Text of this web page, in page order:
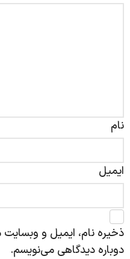
نام
ایمیل
ذخیره نام، ایمیل و وبسایت
دوباره دیدگاهی می‌نویسم.